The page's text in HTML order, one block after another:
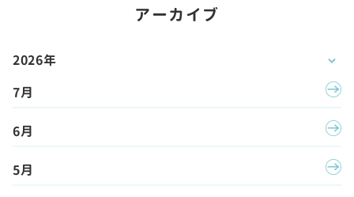
アーカイブ
2026年
7月
6月
5月